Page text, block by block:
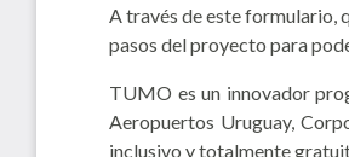
A través de este formulario,
pasos del proyecto para
TUMO es un innovador
Aeropuertos Uruguay,
inclusivo y totalmente